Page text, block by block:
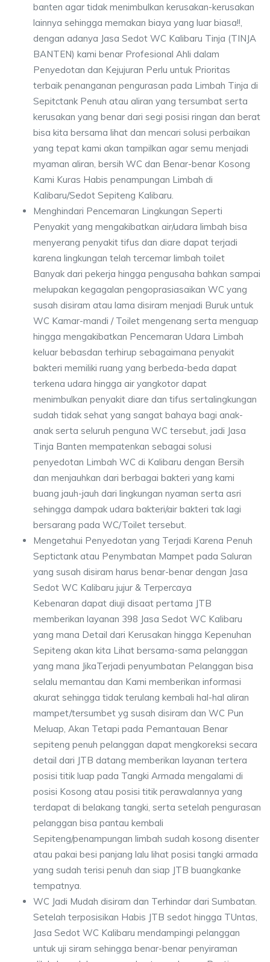
banten agar tidak menimbulkan kerusakan-kerusakan
lainnya sehingga memakan biaya yang luar biasa!!,
dengan adanya Jasa Sedot WC Kalibaru Tinja (TINJA
BANTEN) kami benar Profesional Ahli dalam
Penyedotan dan Kejujuran Perlu untuk Prioritas
terbaik penanganan pengurasan pada Limbah Tinja di
Sepitctank Penuh atau aliran yang tersumbat serta
kerusakan yang benar dari segi posisi ringan dan berat
bisa kita bersama lihat dan mencari solusi perbaikan
yang tepat kami akan tampilkan agar semu menjadi
myaman aliran, bersih WC dan Benar-benar Kosong
Kami Kuras Habis penampungan Limbah di
Kalibaru/Sedot Sepiteng Kalibaru.
Menghindari Pencemaran Lingkungan Seperti
Penyakit yang mengakibatkan air/udara limbah bisa
menyerang penyakit tifus dan diare dapat terjadi
karena lingkungan telah tercemar limbah toilet
Banyak dari pekerja hingga pengusaha bahkan sampai
melupakan kegagalan pengoprasiasaikan WC yang
susah disiram atau lama disiram menjadi Buruk untuk
WC Kamar-mandi / Toilet mengenang serta menguap
hingga mengakibatkan Pencemaran Udara Limbah
keluar bebasdan terhirup sebagaimana penyakit
bakteri memiliki ruang yang berbeda-beda dapat
terkena udara hingga air yangkotor dapat
menimbulkan penyakit diare dan tifus sertalingkungan
sudah tidak sehat yang sangat bahaya bagi anak-
anak serta seluruh penguna WC tersebut, jadi Jasa
Tinja Banten mempatenkan sebagai solusi
penyedotan Limbah WC di Kalibaru dengan Bersih
dan menjauhkan dari berbagai bakteri yang kami
buang jauh-jauh dari lingkungan nyaman serta asri
sehingga dampak udara bakteri/air bakteri tak lagi
bersarang pada WC/Toilet tersebut.
Mengetahui Penyedotan yang Terjadi Karena Penuh
Septictank atau Penymbatan Mampet pada Saluran
yang susah disiram harus benar-benar dengan Jasa
Sedot WC Kalibaru jujur & Terpercaya
Kebenaran dapat diuji disaat pertama JTB
memberikan layanan 398 Jasa Sedot WC Kalibaru
yang mana Detail dari Kerusakan hingga Kepenuhan
Sepiteng akan kita Lihat bersama-sama pelanggan
yang mana JikaTerjadi penyumbatan Pelanggan bisa
selalu memantau dan Kami memberikan informasi
akurat sehingga tidak terulang kembali hal-hal aliran
mampet/tersumbet yg susah disiram dan WC Pun
Meluap, Akan Tetapi pada Pemantauan Benar
sepiteng penuh pelanggan dapat mengkoreksi secara
detail dari JTB datang memberikan layanan tertera
posisi titik luap pada Tangki Armada mengalami di
posisi Kosong atau posisi titik perawalannya yang
terdapat di belakang tangki, serta setelah pengurasan
pelanggan bisa pantau kembali
Sepiteng/penampungan limbah sudah kosong disenter
atau pakai besi panjang lalu lihat posisi tangki armada
yang sudah terisi penuh dan siap JTB buangkanke
tempatnya.
WC Jadi Mudah disiram dan Terhindar dari Sumbatan.
Setelah terposisikan Habis JTB sedot hingga TUntas,
Jasa Sedot WC Kalibaru mendampingi pelanggan
untuk uji siram sehingga benar-benar penyiraman